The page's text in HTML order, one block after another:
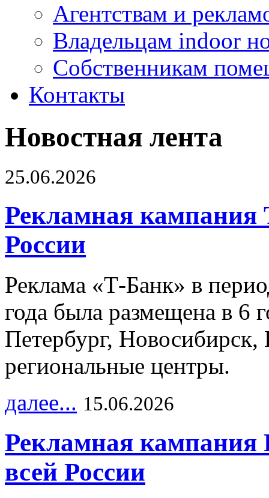
Агентствам и
Владельцам indoor
Собственникам
Контакты
Новостная лента
25.06.2026
Рекламная кампания
России
Реклама «Т-Банк» в
года была размещена в 6
Петербург,
региональные центры.
далее... 15.06.2026
Рекламная
всей России